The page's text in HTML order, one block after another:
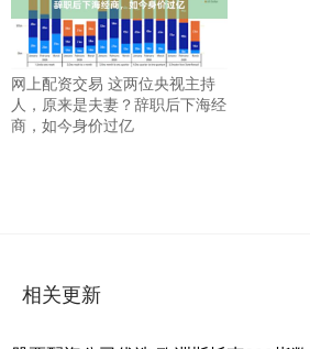
网上配资交易 这两位央视主持
人，原来是夫妻？辞职后下海经
商，如今身价过亿
相关更新